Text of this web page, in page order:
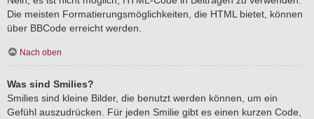
Die meisten Formatierungsmöglichkeiten, die HTML bietet, können
über BBCode erreicht werden.
Nach oben
Was sind Smilies?
Smilies sind kleine Bilder, die benutzt werden können, um ein
Gefühl auszudrücken. Für jeden Smilie gibt es einen kurzen Code,